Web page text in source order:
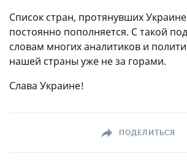
Список стран, протянувших
постоянно пополняется. С такой
словам многих аналитиков и
нашей страны уже не за горами.
Слава Украине!
ПОДЕЛИТЬСЯ